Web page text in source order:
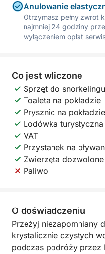
Anulowanie
Otrzymasz pełny zwrot
najmniej 24 godziny
wyłączeniem opłat
Co jest wliczone
Sprzęt do snorkelingu
Toaleta na pokładzie
Prysznic na pokładzie
Lodówka turystyczna
VAT
Przystanek na
Zwierzęta dozwolone
Paliwo
O doświadczeniu
Przeżyj niezapomniany
krystalicznie czystych
podczas podróży przez